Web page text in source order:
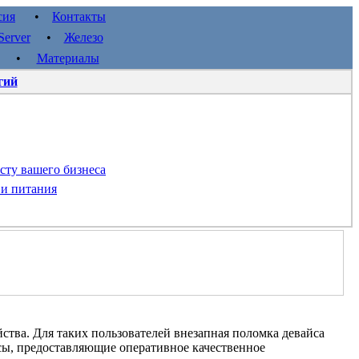
• Контакты
• Железо
Материалы
вашего бизнеса
питания
Для таких пользователей внезапная поломка девайса
предоставляющие оперативное качественное